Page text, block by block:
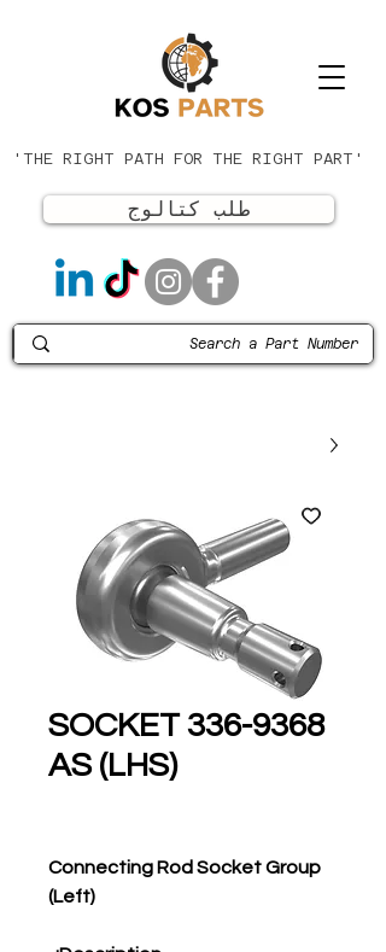
'THE RIGHT PATH FOR THE RIGHT PART'
طلب كتالوج
336-9368 SOCKET
AS (LHS)
Connecting Rod Socket Group
(Left)